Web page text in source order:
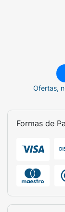
Ofertas,
Formas de